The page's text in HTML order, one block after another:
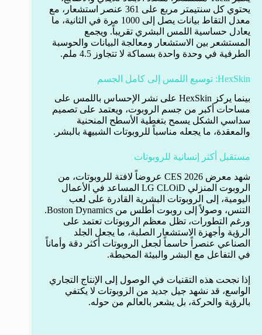
يحتوي كل سنتيمتر مربع على 361 عنصر استشعار، مع
معدل التقاط بيانات يصل إلى 1000 مرة في الثانية، ما
يعادل حساسية اللمس البشري تقريباً. ويجمع
المستشعر بين الاستشعار ومعالجة البيانات والحوسبة
الطرفية في وحدة واحدة بسماكة لا تتجاوز 4.5 ملم.
HexSkin: توسيع اللمس إلى كامل الجسم
بينما يركز HexSkin على نشر الإحساس باللمس على
مساحات أكبر من جسم الروبوت، ويعتمد على تصميم
سداسي الشكل يسمح بتغطية الأسطح المنحنية
والمعقدة، ما يجعله مناسباً للروبوتات الشبيهة بالبشر.
مستقبل أكثر إنسانية للروبوتات
شهد معرض CES 2026 عروضاً لافتة للروبوتات، من
الروبوت المنزلي LG CLOiD المساعد في الأعمال
اليومية، إلى الروبوتات البشرية القادرة على لعب
التنس، وصولاً إلى روبوت أطلس من Boston Dynamics.
ورغم التطورات، تظل معظم الروبوتات تعتمد على
الرؤية وأجهزة الاستشعار الصلبة، ما يجعل الجلد
الصناعي عنصراً حاسماً لجعل الروبوتات أكثر دقة وأماناً
في التفاعل مع البشر والبيئة المحيطة.
إذا نجحت هذه التقنيات في الوصول إلى الإنتاج التجاري
الواسع، قد نشهد جيل جديد من الروبوتات لا يكتفي
بالرؤية والحركة، بل يشعر بالعالم من حوله.